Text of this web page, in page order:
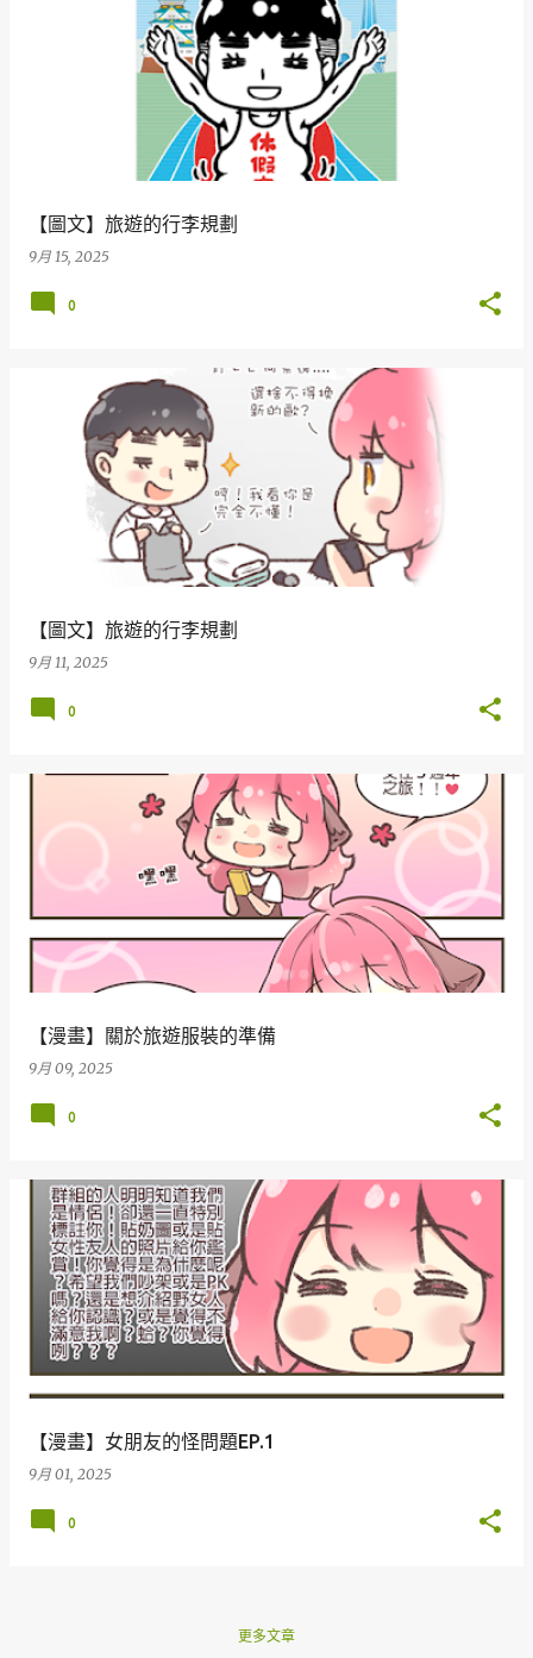
【圖文】旅遊的行李規劃
9月 15, 2025
0
【圖文】旅遊的行李規劃
9月 11, 2025
0
【漫畫】關於旅遊服裝的準備
9月 09, 2025
0
【漫畫】女朋友的怪問題EP.1
9月 01, 2025
0
更多文章